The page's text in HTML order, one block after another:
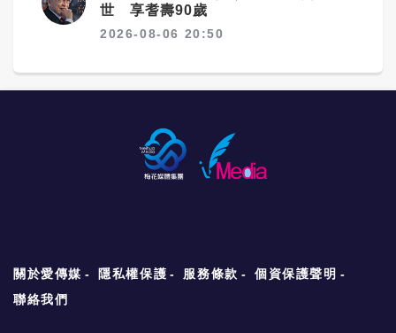
世 享耆壽90歲
2026-08-06 20:50
關於愛傳媒 隱私權保護 服務條款
個資保護聲明
聯絡我們